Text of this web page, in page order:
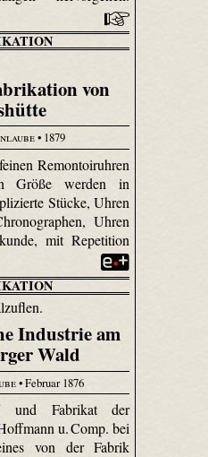
von
• 1879
Remontoir­uhren
Größe werden in
Stücke, Uhren
Uhren
mit Repetition
Industrie am
Wald
• Februar 1876
und Fabrikat der
u. Comp. bei
von der Fabrik